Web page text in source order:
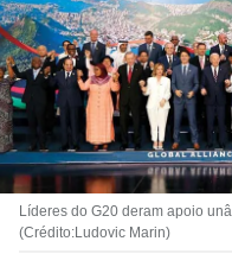
Líderes do G20 deram apoio
(Crédito:Ludovic Marin)